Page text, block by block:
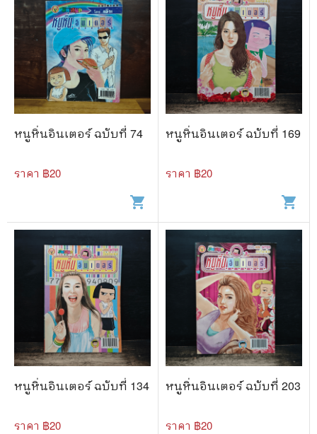
หนูหิ่นอินเตอร์ ฉบับที่ 74
ราคา ฿20
shopping_cart
หนูหิ่นอินเตอร์ ฉบับที่ 169
ราคา ฿20
shopping_cart
หนูหิ่นอินเตอร์ ฉบับที่ 134
ราคา ฿20
หนูหิ่นอินเตอร์ ฉบับที่ 203
ราคา ฿20